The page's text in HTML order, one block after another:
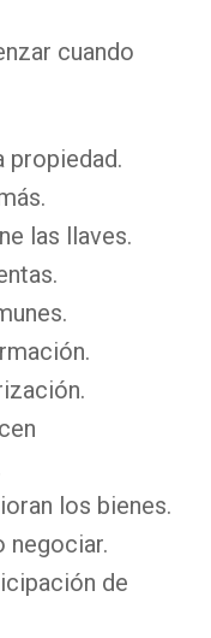
cuando
propiedad.
las llaves.
los bienes.
negociar.
de